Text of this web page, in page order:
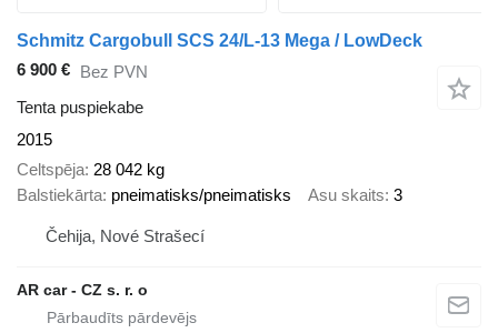
Schmitz Cargobull SCS 24/L-13 Mega / LowDeck
6 900 € Bez PVN
Tenta puspiekabe
2015
Celtspēja 28 042 kg
Balstiekārta pneimatisks/pneimatisks Asu skaits 3
Čehija, Nové Strašecí
AR car - CZ s. r. o